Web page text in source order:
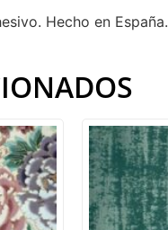
Hecho en España.